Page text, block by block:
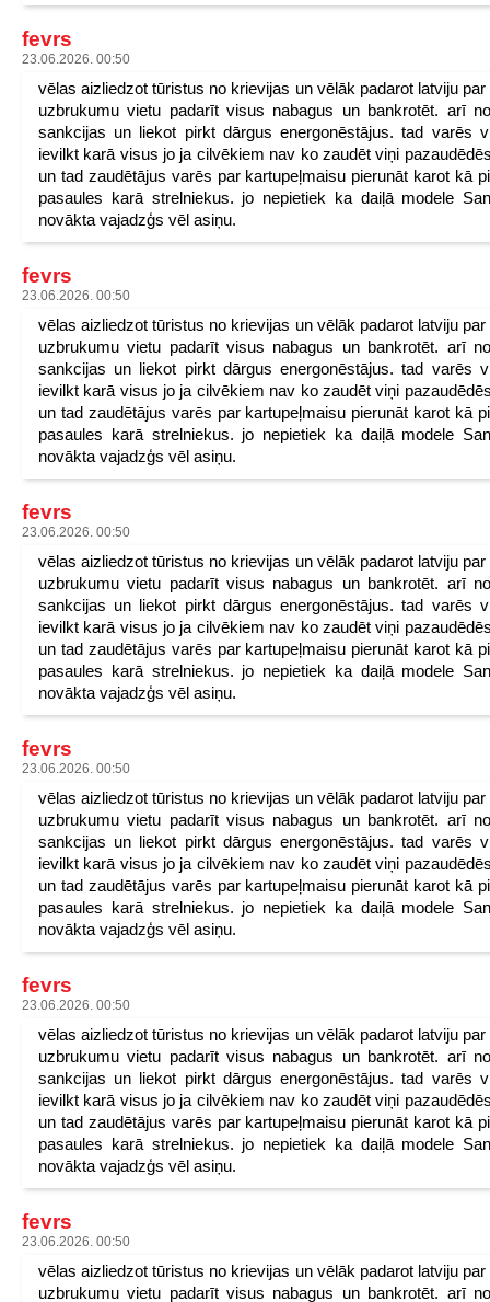
fevrs
23.06.2026. 00:50
vēlas aizliedzot tūristus no krievijas un vēlāk padarot latviju par
uzbrukumu vietu padarīt visus nabagus un bankrotēt. arī
sankcijas un liekot pirkt dārgus energonēstājus. tad varēs
ievilkt karā visus jo ja cilvēkiem nav ko zaudēt viņi
un tad zaudētājus varēs par kartupeļmaisu pierunāt karot kā
pasaules karā strelniekus. jo nepietiek ka daiļā modele
novākta vajadzģs vēl asiņu.
fevrs
23.06.2026. 00:50
vēlas aizliedzot tūristus no krievijas un vēlāk padarot latviju par
uzbrukumu vietu padarīt visus nabagus un bankrotēt. arī
sankcijas un liekot pirkt dārgus energonēstājus. tad varēs
ievilkt karā visus jo ja cilvēkiem nav ko zaudēt viņi
un tad zaudētājus varēs par kartupeļmaisu pierunāt karot kā
pasaules karā strelniekus. jo nepietiek ka daiļā modele
novākta vajadzģs vēl asiņu.
fevrs
23.06.2026. 00:50
vēlas aizliedzot tūristus no krievijas un vēlāk padarot latviju par
uzbrukumu vietu padarīt visus nabagus un bankrotēt. arī
sankcijas un liekot pirkt dārgus energonēstājus. tad varēs
ievilkt karā visus jo ja cilvēkiem nav ko zaudēt viņi
un tad zaudētājus varēs par kartupeļmaisu pierunāt karot kā
pasaules karā strelniekus. jo nepietiek ka daiļā modele
novākta vajadzģs vēl asiņu.
fevrs
23.06.2026. 00:50
vēlas aizliedzot tūristus no krievijas un vēlāk padarot latviju par
uzbrukumu vietu padarīt visus nabagus un bankrotēt. arī
sankcijas un liekot pirkt dārgus energonēstājus. tad varēs
ievilkt karā visus jo ja cilvēkiem nav ko zaudēt viņi
un tad zaudētājus varēs par kartupeļmaisu pierunāt karot kā
pasaules karā strelniekus. jo nepietiek ka daiļā modele
novākta vajadzģs vēl asiņu.
fevrs
23.06.2026. 00:50
vēlas aizliedzot tūristus no krievijas un vēlāk padarot latviju par
uzbrukumu vietu padarīt visus nabagus un bankrotēt. arī
sankcijas un liekot pirkt dārgus energonēstājus. tad varēs
ievilkt karā visus jo ja cilvēkiem nav ko zaudēt viņi
un tad zaudētājus varēs par kartupeļmaisu pierunāt karot kā
pasaules karā strelniekus. jo nepietiek ka daiļā modele
novākta vajadzģs vēl asiņu.
fevrs
23.06.2026. 00:50
vēlas aizliedzot tūristus no krievijas un vēlāk padarot latviju par
uzbrukumu vietu padarīt visus nabagus un bankrotēt. arī